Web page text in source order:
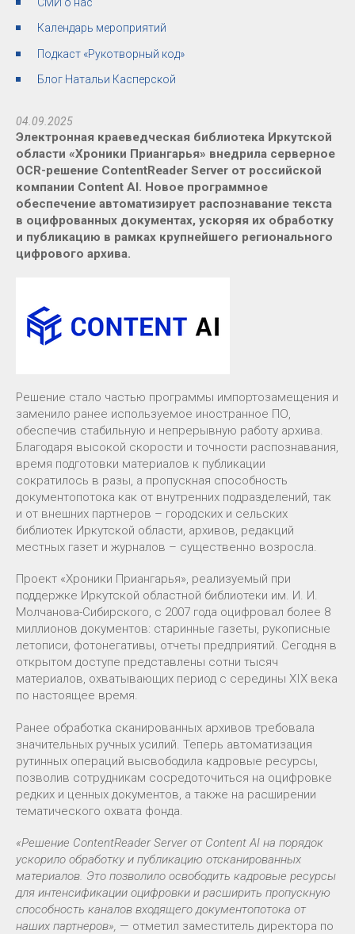
СМИ о нас
Календарь мероприятий
Подкаст «Рукотворный код»
Блог Натальи Касперской
04.09.2025
Электронная краеведческая библиотека Иркутской
области «Хроники Приангарья» внедрила серверное
OCR-решение ContentReader Server от российской
компании Content AI. Новое программное
обеспечение автоматизирует распознавание текста
в оцифрованных документах, ускоряя их обработку
и публикацию в рамках крупнейшего регионального
цифрового архива.
Решение стало частью программы импортозамещения и
заменило ранее используемое иностранное ПО,
обеспечив стабильную и непрерывную работу архива.
Благодаря высокой скорости и точности распознавания,
время подготовки материалов к публикации
сократилось в разы, а пропускная способность
документопотока как от внутренних подразделений, так
и от внешних партнеров – городских и сельских
библиотек Иркутской области, архивов, редакций
местных газет и журналов – существенно возросла.
Проект «Хроники Приангарья», реализуемый при
поддержке Иркутской областной библиотеки им. И. И.
Молчанова-Сибирского, с 2007 года оцифровал более 8
миллионов документов: старинные газеты, рукописные
летописи, фотонегативы, отчеты предприятий. Сегодня в
открытом доступе представлены сотни тысяч
материалов, охватывающих период с середины XIX века
по настоящее время.
Ранее обработка сканированных архивов требовала
значительных ручных усилий. Теперь автоматизация
рутинных операций высвободила кадровые ресурсы,
позволив сотрудникам сосредоточиться на оцифровке
редких и ценных документов, а также на расширении
тематического охвата фонда.
«Решение ContentReader Server от Content AI на порядок
ускорило обработку и публикацию отсканированных
материалов. Это позволило освободить кадровые ресурсы
для интенсификации оцифровки и расширить пропускную
способность каналов входящего документопотока от
наших партнеров», — отметил заместитель директора по